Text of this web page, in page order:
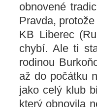
obnovené
Pravda,
KB Liberec
chybí. Ale ti
rodinou
až do počátku
jako celý klub
který obnovila